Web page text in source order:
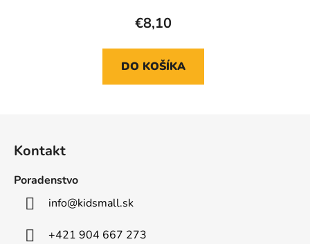
€8,10
DO KOŠÍKA
Kontakt
Poradenstvo
info@kidsmall.sk
+421 904 667 273